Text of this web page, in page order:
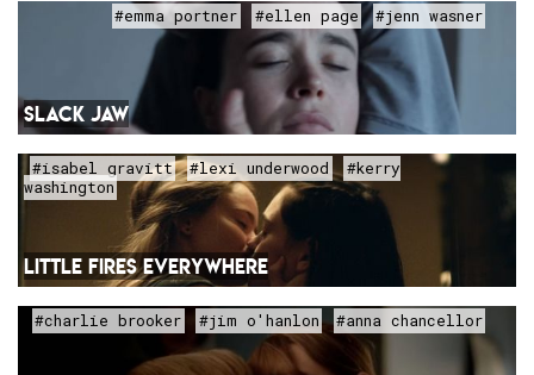
#emma portner #ellen page #jenn wasner
SLACK JAW
#isabel gravitt #lexi underwood
#kerry
washington
LITTLE FIRES EVERYWHERE
#charlie brooker #jim o'hanlon #anna chancellor